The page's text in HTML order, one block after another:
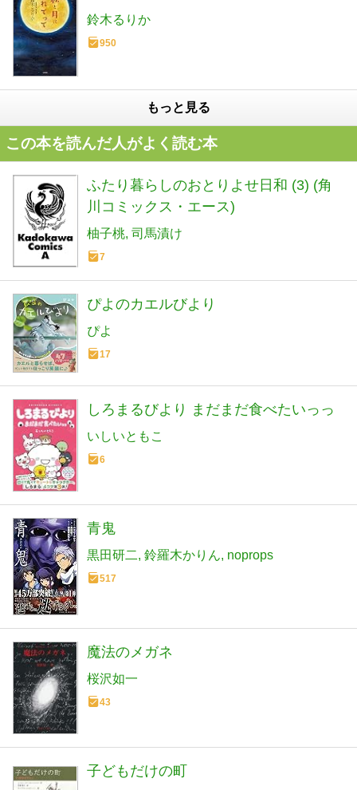
鈴木るりか
950
もっと見る
この本を読んだ人がよく読む本
ふたり暮らしのおとりよせ日和 (3) (角
川コミックス・エース)
柚子桃 司馬漬け
7
ぴよのカエルびより
ぴよ
17
しろまるびより まだまだ食べたいっっ
いしいともこ
6
青鬼
黒田研二 鈴羅木かりん noprops
517
魔法のメガネ
桜沢如一
43
子どもだけの町